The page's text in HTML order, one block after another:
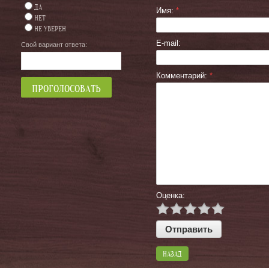
ДА
НЕТ
НЕ УВЕРЕН
Свой вариант ответа:
Имя: *
E-mail:
Комментарий: *
Оценка:
НАЗАД